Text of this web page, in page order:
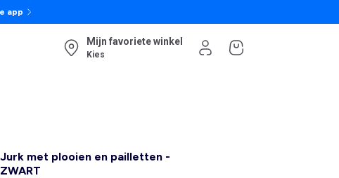
app
Mijn favoriete winkel
Kies
Jurk met plooien en pailletten -
ZWART